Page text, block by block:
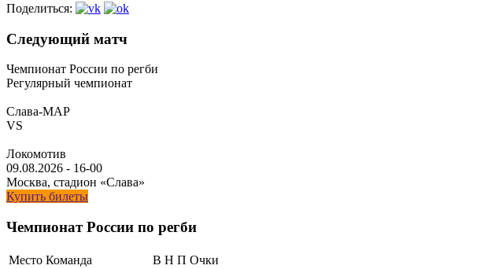
Поделиться:
Следующий матч
Чемпионат России по регби
Регулярный чемпионат
Слава-МАР
VS
Локомотив
09.08.2026 - 16-00
Москва, стадион «Слава»
Купить билеты
Чемпионат России по регби
Место Команда В Н П Очки